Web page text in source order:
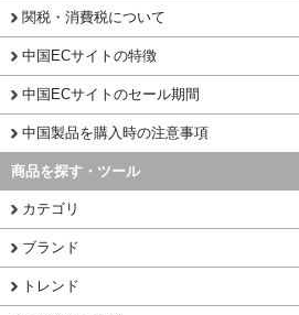
関税・消費税について
中国ECサイトの特徴
中国ECサイトのセール期間
中国製品を購入時の注意事項
商品を探す・ツール
カテゴリ
ブランド
トレンド